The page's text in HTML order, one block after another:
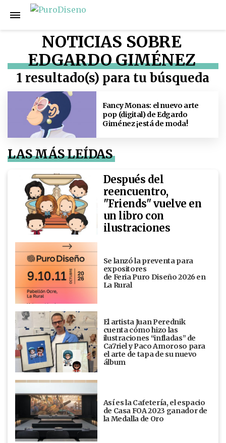
NOTICIAS SOBRE
EDGARDO GIMÉNEZ
1 resultado(s) para tu búsqueda
Fancy Monas: el nuevo arte
pop (digital) de Edgardo
Giménez ¡está de moda!
LAS MÁS LEÍDAS
Después del
reencuentro,
"Friends" vuelve en
un libro con
ilustraciones
Se lanzó la preventa para
expositores
de Feria Puro Diseño 2026 en
La Rural
El artista Juan Perednik
cuenta cómo hizo las
ilustraciones “infladas” de
Ca7riel y Paco Amoroso para
el arte de tapa de su nuevo
álbum
Así es la Cafetería, el espacio
de Casa FOA 2023 ganador de
la Medalla de Oro